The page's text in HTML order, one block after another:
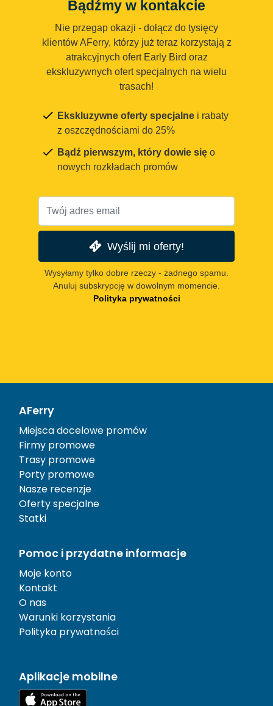
Bądźmy w kontakcie
Nie przegap okazji - dołącz do tysięcy
klientów AFerry, którzy już teraz korzystają z
atrakcyjnych ofert Early Bird oraz
ekskluzywnych ofert specjalnych na wielu
trasach!
Ekskluzywne oferty specjalne i rabaty
z oszczędnościami do 25%
Bądź pierwszym, który dowie się o
nowych rozkładach promów
Wyślij mi oferty!
Wysyłamy tylko dobre rzeczy - żadnego spamu.
Anuluj subskrypcję w dowolnym momencie.
Polityka prywatności
AFerry
Miejsca docelowe promów
Firmy promowe
Trasy promowe
Porty promowe
Nasze recenzje
Oferty specjalne
Statki
Pomoc i przydatne informacje
Moje konto
Kontakt
O nas
Warunki korzystania
Polityka prywatności
Aplikacje mobilne